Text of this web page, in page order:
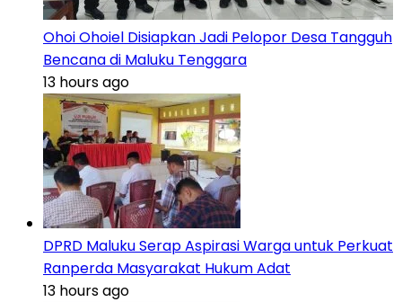
Ohoi Ohoiel Disiapkan Jadi Pelopor Desa Tangguh
Bencana di Maluku Tenggara
13 hours ago
DPRD Maluku Serap Aspirasi Warga untuk Perkuat
Ranperda Masyarakat Hukum Adat
13 hours ago